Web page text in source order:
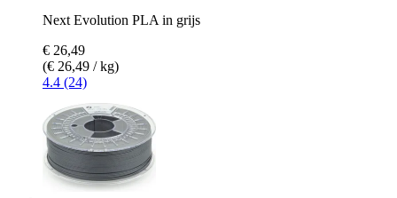
Next Evolution PLA in grijs
€ 26,49
(€ 26,49 / kg)
4.4 (24)